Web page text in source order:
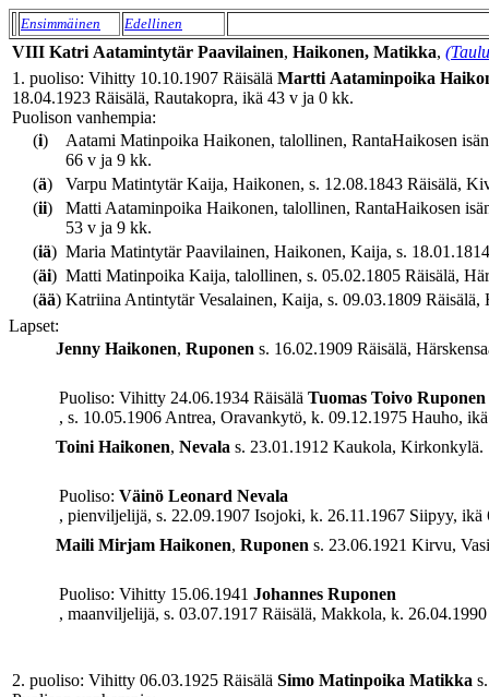
Ensimmäinen Edellinen
VIII Katri Aatamintytär Paavilainen, Haikonen, Matikka,
1. puoliso: Vihitty 10.10.1907 Räisälä Martti Aataminpoika
18.04.1923 Räisälä, Rautakopra, ikä 43 v ja 0 kk.
Puolison vanhempia:
(i)
Aatami Matinpoika Haikonen, talollinen, RantaHaikosen
66 v ja 9 kk.
(ä)
Varpu Matintytär Kaija, Haikonen, s. 12.08.1843 Räisälä,
(ii)
Matti Aataminpoika Haikonen, talollinen, RantaHaikosen
53 v ja 9 kk.
(iä) Maria Matintytär Paavilainen, Haikonen, Kaija, s.
(äi) Matti Matinpoika Kaija, talollinen, s. 05.02.1805 Räisälä,
(ää) Katriina Antintytär Vesalainen, Kaija, s. 09.03.1809
Lapset:
Jenny Haikonen, Ruponen s. 16.02.1909 Räisälä,
Puoliso: Vihitty 24.06.1934 Räisälä Tuomas Toivo Ruponen
, s. 10.05.1906 Antrea, Oravankytö, k. 09.12.1975 Hauho,
Toini Haikonen, Nevala s. 23.01.1912 Kaukola, Kirkonkylä.
Puoliso: Väinö Leonard Nevala
, pienviljelijä, s. 22.09.1907 Isojoki, k. 26.11.1967 Siipyy, ikä
Maili Mirjam Haikonen, Ruponen s. 23.06.1921 Kirvu,
Puoliso: Vihitty 15.06.1941 Johannes Ruponen
, maanviljelijä, s. 03.07.1917 Räisälä, Makkola, k.
2. puoliso: Vihitty 06.03.1925 Räisälä Simo Matinpoika Matikka